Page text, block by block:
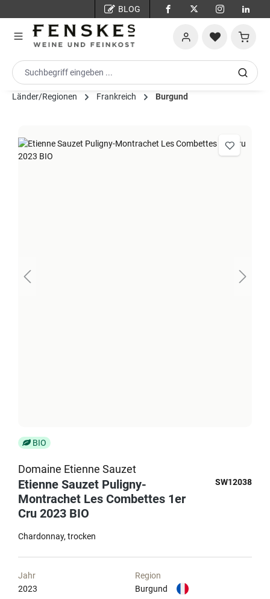
BLOG
Länder/Regionen Frankreich Burgund
BIO
Domaine Etienne Sauzet
Etienne Sauzet Puligny-
Montrachet Les Combettes 1er
Cru 2023 BIO
SW12038
Chardonnay trocken
Jahr
2023
Region
Burgund